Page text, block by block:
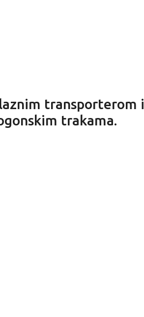
transporterom i
trakama.